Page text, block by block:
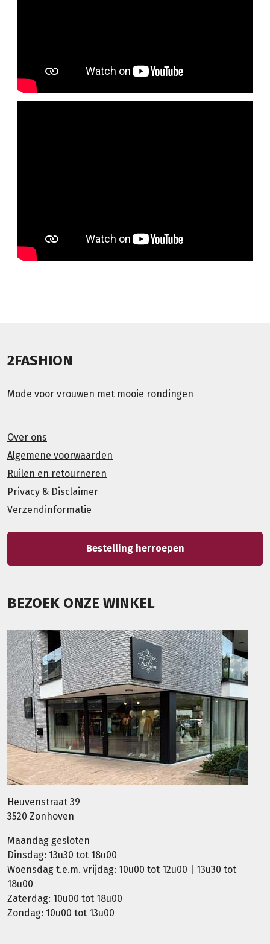
2FASHION
Mode voor vrouwen met mooie rondingen
Over ons
Algemene voorwaarden
Ruilen en retourneren
Privacy & Disclaimer
Verzendinformatie
Bestelling herroepen
BEZOEK ONZE WINKEL
Heuvenstraat 39
3520 Zonhoven
Maandag gesloten
Dinsdag: 13u30 tot 18u00
Woensdag t.e.m. vrijdag: 10u00 tot 12u00 | 13u30 tot
18u00
Zaterdag: 10u00 tot 18u00
Zondag: 10u00 tot 13u00